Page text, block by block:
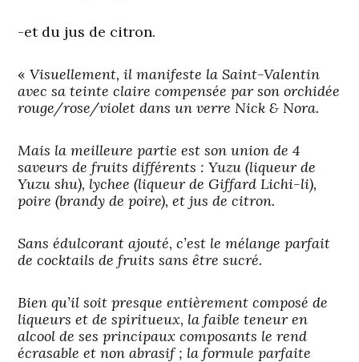
-et du jus de citron.
«Visuellement, il manifeste la Saint-Valentin
avec sa teinte claire compensée par son orchidée
rouge/rose/violet dans un verre Nick & Nora.
Mais la meilleure partie est son union de 4
saveurs de fruits différents : Yuzu (liqueur de
Yuzu shu), lychee (liqueur de Giffard Lichi-li),
poire (brandy de poire), et jus de citron.
Sans édulcorant ajouté, c’est le mélange parfait
de cocktails de fruits sans être sucré.
Bien qu’il soit presque entièrement composé de
liqueurs et de spiritueux, la faible teneur en
alcool de ses principaux composants le rend
écrasable et non abrasif ; la formule parfaite